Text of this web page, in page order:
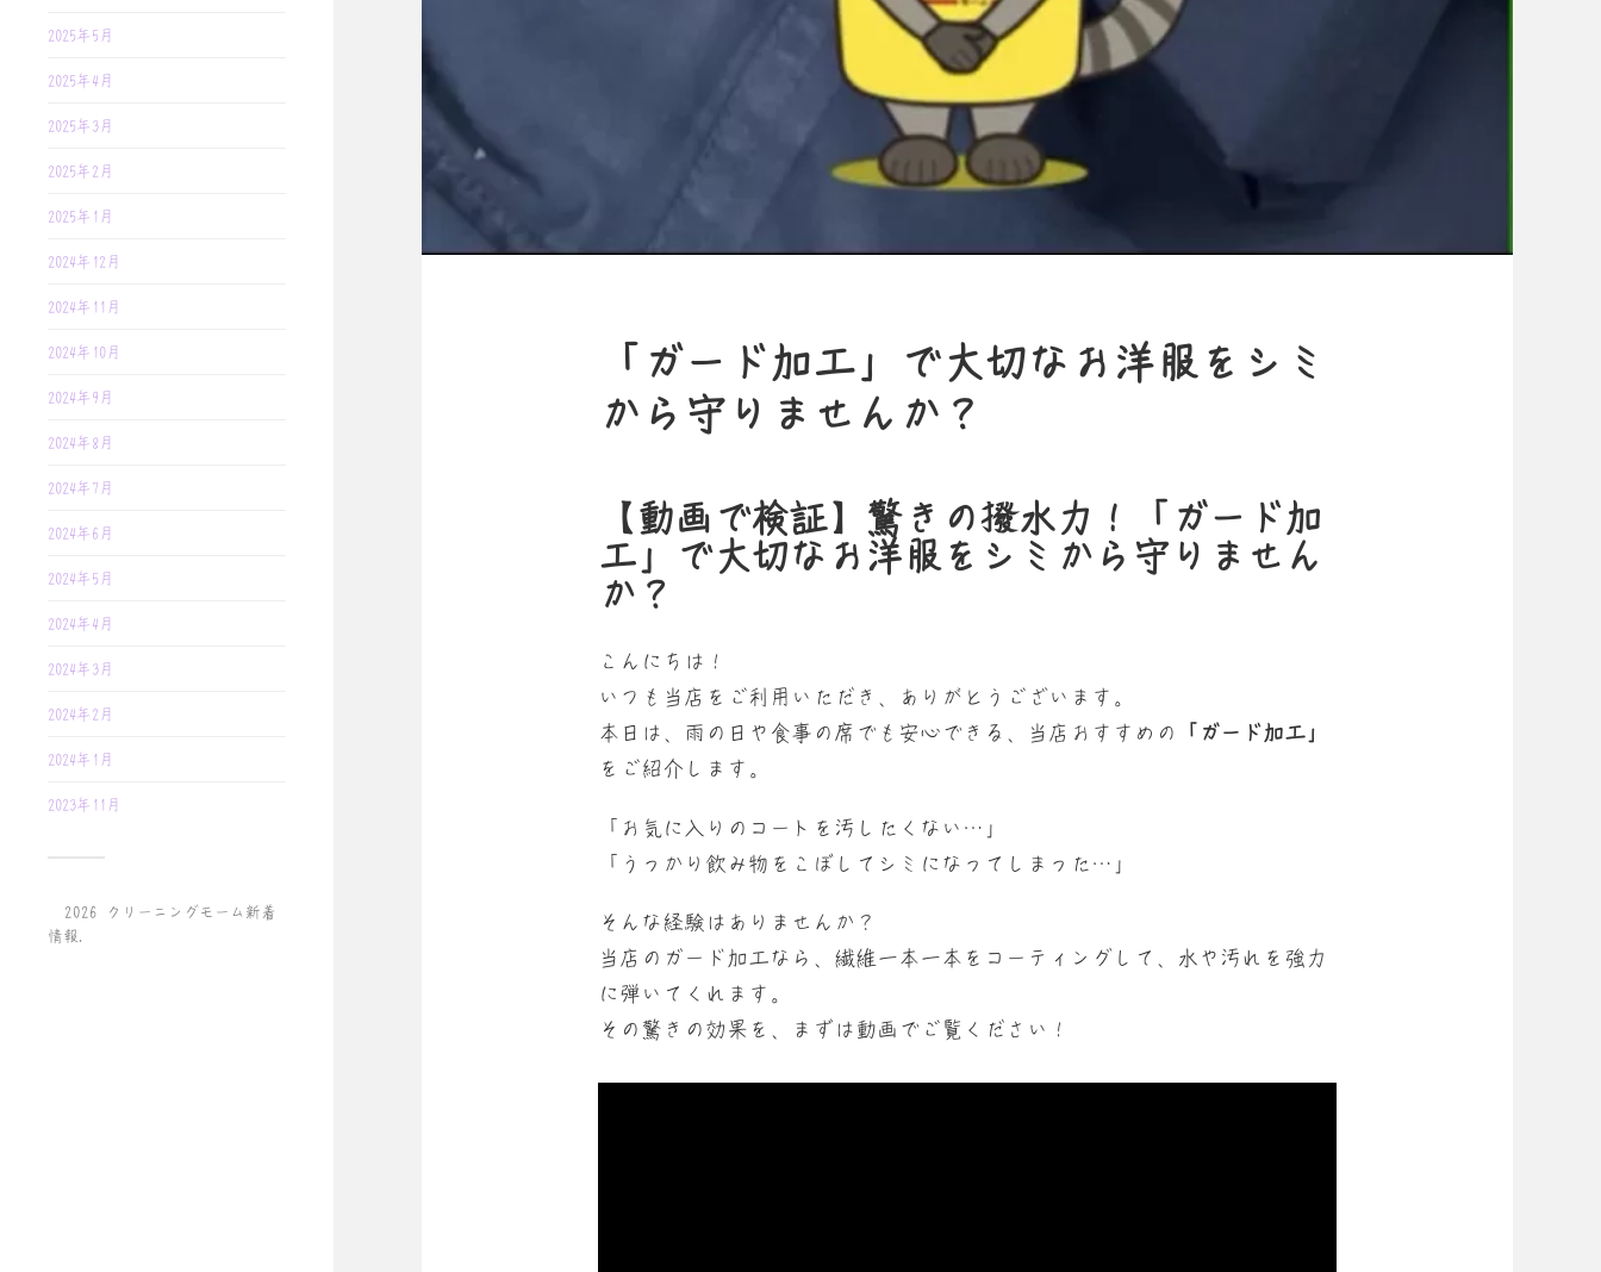
2025年5月
2025年4月
2025年3月
2025年2月
2025年1月
2024年12月
2024年11月
2024年10月
2024年9月
2024年8月
2024年7月
2024年6月
2024年5月
2024年4月
2024年3月
2024年2月
2024年1月
2023年11月
© 2026
クリーニングモーム新着
情報
「ガード加工」で大切なお洋服をシミ
から守りませんか？
【動画で検証】驚きの撥水力！「ガード加
工」で大切なお洋服をシミから守りません
か？
こんにちは！
いつも当店をご利用いただき、ありがとうございます。
本日は、雨の日や食事の席でも安心できる、当店おすすめの
「ガード加工」
をご紹介します。
「お気に入りのコートを汚したくない…」
「うっかり飲み物をこぼしてシミになってしまった…」
そんな経験はありませんか？
当店のガード加工なら、繊維一本一本をコーティングして、水や汚れを強力
に弾いてくれます。
その驚きの効果を、まずは動画でご覧ください！